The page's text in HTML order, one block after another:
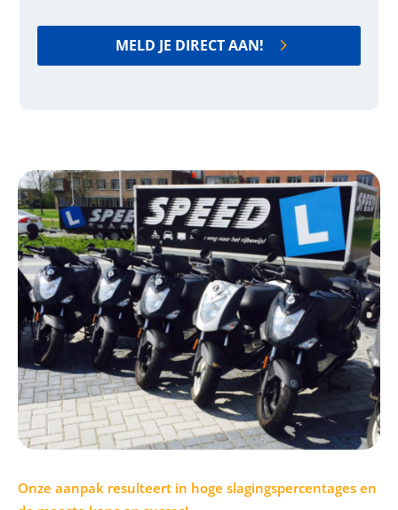
MELD JE DIRECT AAN!
Onze aanpak resulteert in hoge slagingspercentages en